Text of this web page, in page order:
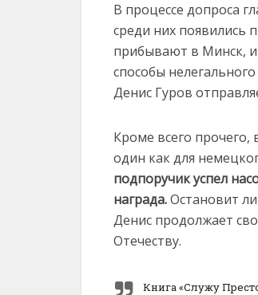
В процессе допроса
среди них появились
прибывают в Минск,
способы
Денис Гуров
Кроме всего прочего,
один как для
подпоручик успел
награда.Остановит
Денис продолжает
Отечеству.
Книга «Служу